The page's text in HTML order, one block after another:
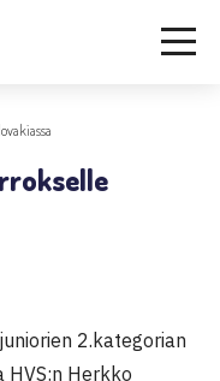
2.kategorian
HVS:n Herkko